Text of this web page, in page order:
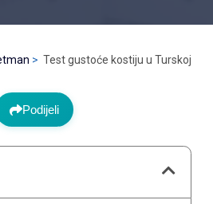
Test gustoće kostiju u Turskoj
Podijeli